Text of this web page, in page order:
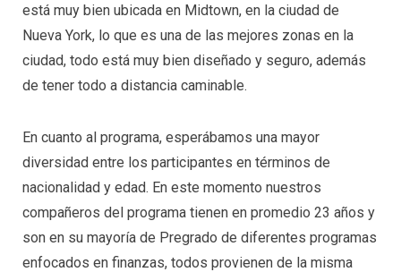
está muy bien ubicada en Midtown, en la ciudad de
Nueva York, lo que es una de las mejores zonas en la
ciudad, todo está muy bien diseñado y seguro, además
de tener todo a distancia caminable.
En cuanto al programa, esperábamos una mayor
diversidad entre los participantes en términos de
nacionalidad y edad. En este momento nuestros
compañeros del programa tienen en promedio 23 años y
son en su mayoría de Pregrado de diferentes programas
enfocados en finanzas, todos provienen de la misma